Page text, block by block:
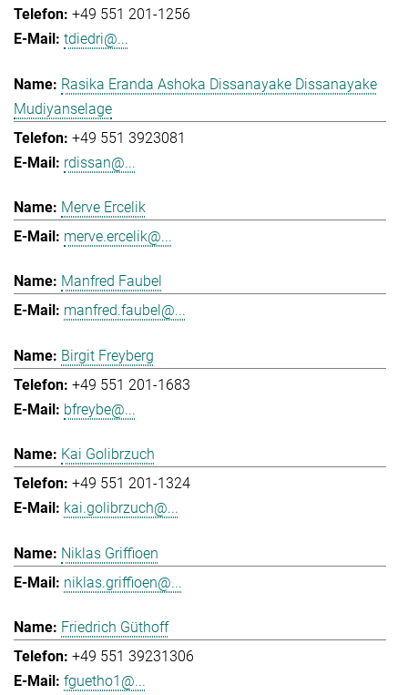
+49 551 201-1256
tdiedri@...
Rasika Eranda Ashoka Dissanayake Dissanayake
Mudiyanselage
+49 551 3923081
rdissan@...
Merve Ercelik
merve.ercelik@...
Manfred Faubel
manfred.faubel@...
Birgit Freyberg
+49 551 201-1683
bfreybe@...
Kai Golibrzuch
+49 551 201-1324
kai.golibrzuch@...
Niklas Griffioen
niklas.griffioen@...
Friedrich Güthoff
+49 551 39231306
fguetho1@...